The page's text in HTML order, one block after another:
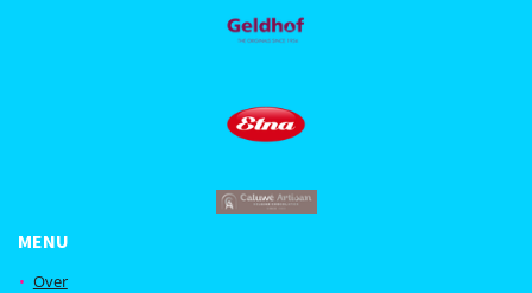
MENU
Over